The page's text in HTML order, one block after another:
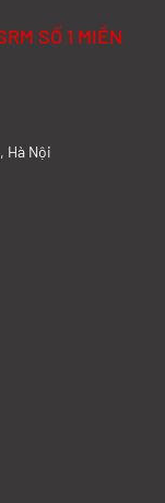
T20A và Tera 100
T35 và Wuling
SỐ 1 MIỀN
Hà Nội